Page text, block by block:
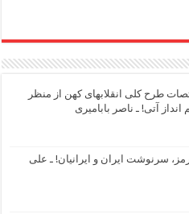
طرح کلی انقلابهای کهن از منظر
آتی! ـ ناصر بابامیری
سرنوشت ایران و ایرانیان! ـ علی